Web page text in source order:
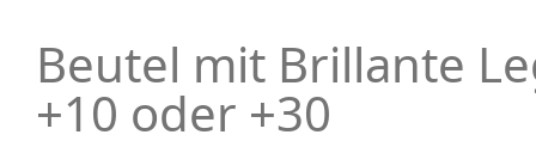
Beutel mit Brillante
+10 oder +30